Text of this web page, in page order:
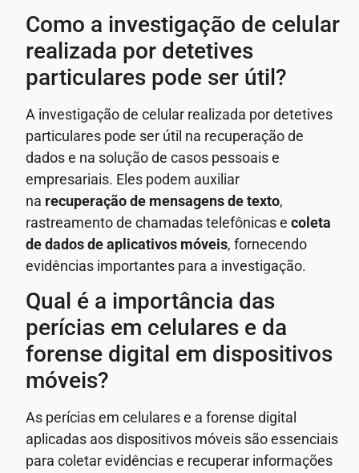
Como a investigação de celular
realizada por detetives
particulares pode ser útil?
A investigação de celular realizada por detetives
particulares pode ser útil na recuperação de
dados e na solução de casos pessoais e
empresariais. Eles podem auxiliar
na recuperação de mensagens de texto,
rastreamento de chamadas telefônicas e coleta
de dados de aplicativos móveis, fornecendo
evidências importantes para a investigação.
Qual é a importância das
perícias em celulares e da
forense digital em dispositivos
móveis?
As perícias em celulares e a forense digital
aplicadas aos dispositivos móveis são essenciais
para coletar evidências e recuperar informações